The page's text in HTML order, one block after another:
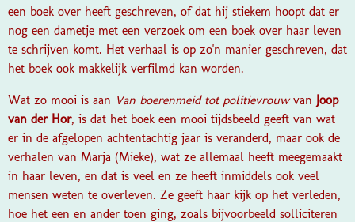
een boek over heeft geschreven, of dat hij stiekem hoopt dat er
nog een dametje met een verzoek om een boek over haar leven
te schrijven komt. Het verhaal is op zo'n manier geschreven, dat
het boek ook makkelijk verfilmd kan worden.
Wat zo mooi is aan Van boerenmeid tot politievrouwvan Joop
van der Hor, is dat het boek een mooi tijdsbeeld geeft van wat
er in de afgelopen achtentachtig jaar is veranderd, maar ook de
verhalen van Marja (Mieke), wat ze allemaal heeft meegemaakt
in haar leven, en dat is veel en ze heeft inmiddels ook veel
mensen weten te overleven. Ze geeft haar kijk op het verleden,
hoe het een en ander toen ging, zoals bijvoorbeeld solliciteren